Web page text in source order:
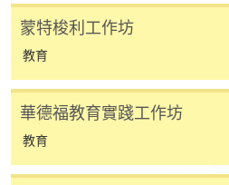
表可向報名中心或有關課
表格後，請連同報名費/學
報讀同一學歷頒授課
學院為學歷頒授課程特設
蒙特梭利工作坊
教育
華德福教育實踐工作坊
教育